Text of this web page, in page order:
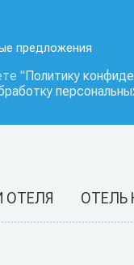
предложения
" Политику
ОТЕЛЯ ОТЕЛЬ